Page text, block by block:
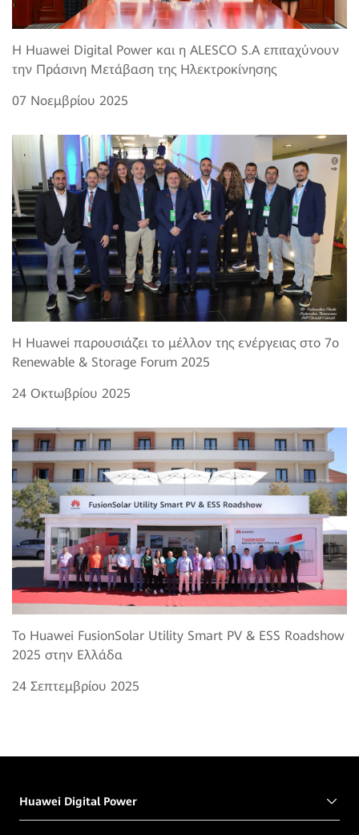
Η Huawei Digital Power και η ALESCO S.A επιταχύνουν
την Πράσινη Μετάβαση της Ηλεκτροκίνησης
07 Νοεμβρίου 2025
Η Huawei παρουσιάζει το μέλλον της ενέργειας στο 7o
Renewable & Storage Forum 2025
24 Οκτωβρίου 2025
Το Huawei FusionSolar Utility Smart PV & ESS Roadshow
2025 στην Ελλάδα
24 Σεπτεμβρίου 2025
Huawei Digital Power